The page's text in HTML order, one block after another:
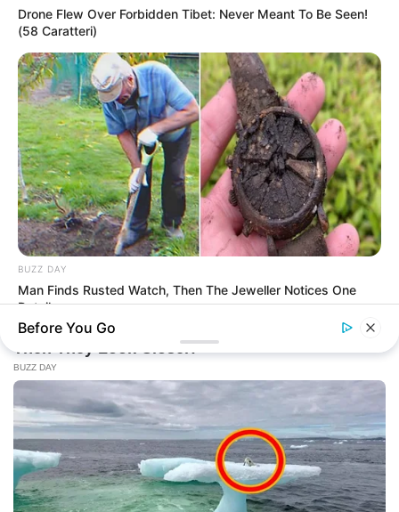
Drone Flew Over Forbidden Tibet: Never Meant To Be Seen!
(58 Caratteri)
BUZZ DAY
Man Finds Rusted Watch, Then The Jeweller Notices One
Detail
Before You Go